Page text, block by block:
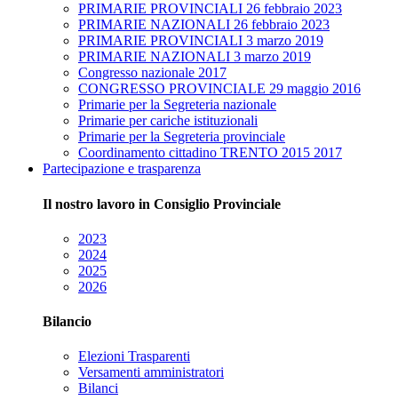
PRIMARIE PROVINCIALI 26 febbraio 2023
PRIMARIE NAZIONALI 26 febbraio 2023
PRIMARIE PROVINCIALI 3 marzo 2019
PRIMARIE NAZIONALI 3 marzo 2019
Congresso nazionale 2017
CONGRESSO PROVINCIALE 29 maggio 2016
Primarie per la Segreteria nazionale
Primarie per cariche istituzionali
Primarie per la Segreteria provinciale
Coordinamento cittadino TRENTO 2015 2017
Partecipazione e trasparenza
Il nostro lavoro in Consiglio Provinciale
2023
2024
2025
2026
Bilancio
Elezioni Trasparenti
Versamenti amministratori
Bilanci